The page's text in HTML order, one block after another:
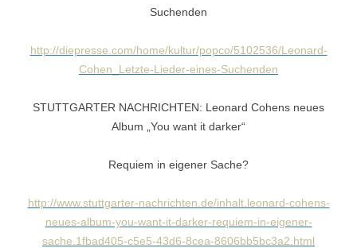
Suchenden
http://diepresse.com/home/kultur/popco/5102536/Leonard-
Cohen_Letzte-Lieder-eines-Suchenden
STUTTGARTER NACHRICHTEN: Leonard Cohens neues
Album „You want it darker“
Requiem in eigener Sache?
http://www.stuttgarter-nachrichten.de/inhalt.leonard-cohens-
neues-album-you-want-it-darker-requiem-in-eigener-
sache.1fbad405-c5e5-43d6-8cea-8606bb5bc3a2.html